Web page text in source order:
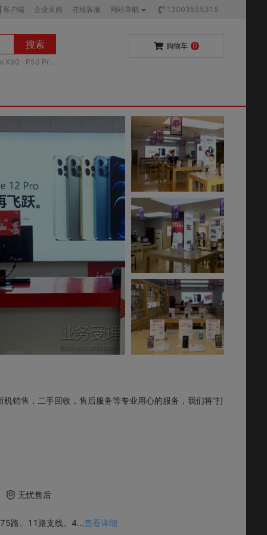
客户端 企业采购 在线客服 网站导航 13003555315
搜索
X90 P50 Pr
购物车 0
销售，二手回收，售后服务等专业用心的服务，我们将“打
无忧售后
路、11路支线、4...查看详细